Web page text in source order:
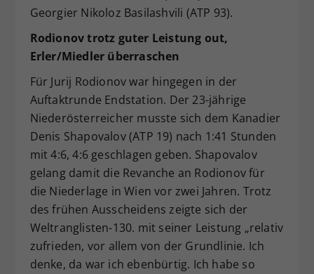
Georgier Nikoloz Basilashvili (ATP 93).
Rodionov trotz guter Leistung out,
Erler/Miedler überraschen
Für Jurij Rodionov war hingegen in der
Auftaktrunde Endstation. Der 23-jährige
Niederösterreicher musste sich dem Kanadier
Denis Shapovalov (ATP 19) nach 1:41 Stunden
mit 4:6, 4:6 geschlagen geben. Shapovalov
gelang damit die Revanche an Rodionov für
die Niederlage in Wien vor zwei Jahren. Trotz
des frühen Ausscheidens zeigte sich der
Weltranglisten-130. mit seiner Leistung „relativ
zufrieden, vor allem von der Grundlinie. Ich
denke, da war ich ebenbürtig. Ich habe so